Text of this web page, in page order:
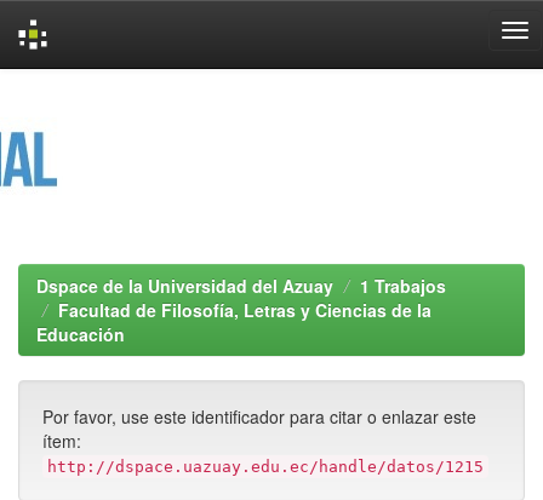
Dspace de la Universidad del Azuay
1 Trabajos
Facultad de Filosofía, Letras y Ciencias de la
Educación
Por favor, use este identificador para citar o enlazar este
ítem:
http://dspace.uazuay.edu.ec/handle/datos/1215